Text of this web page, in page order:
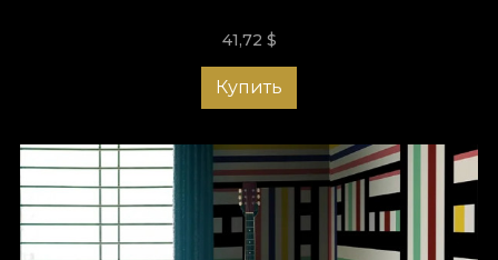
41,72 $
Купить